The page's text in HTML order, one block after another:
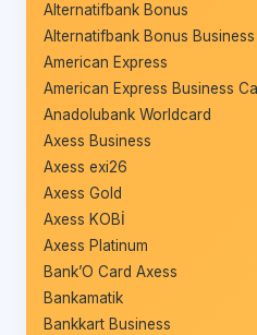
Alternatifbank Bonus
Alternatifbank Bonus Business
American Express
American Express Business
Anadolubank Worldcard
Axess Business
Axess exi26
Axess Gold
Axess KOBİ
Axess Platinum
Bank’O Card Axess
Bankamatik
Bankkart Business